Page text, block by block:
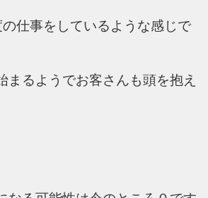
仕事をしているような感じで
まるようでお客さんも頭を抱え